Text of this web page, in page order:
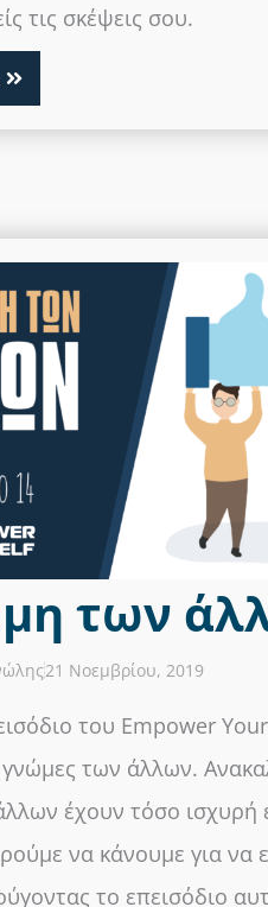
τις σκέψεις σου.
των
21 Νοεμβρίου, 2019
του Empower
γνώμες των άλλων.
έχουν τόσο
να κάνουμε για
το επεισόδιο